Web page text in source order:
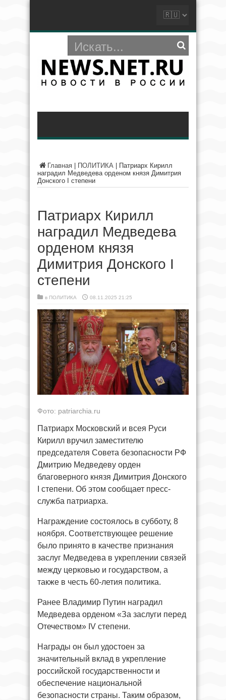
Главная ПОЛИТИКА
Патриарх Кирилл
наградил Медведева орденом князя Димитрия
Донского I степени
Патриарх Кирилл
наградил Медведева
орденом князя
Димитрия Донского I
степени
в ПОЛИТИКА 08.11.2025 21:25
Фото: patriarchia.ru
Патриарх Московский и всея Руси
Кирилл вручил заместителю
председателя Совета безопасности РФ
Дмитрию Медведеву орден
благоверного князя Димитрия Донского
I степени. Об этом сообщает пресс-
служба патриарха.
Награждение состоялось в субботу, 8
ноября. Соответствующее решение
было принято в качестве признания
заслуг Медведева в укреплении связей
между церковью и государством, а
также в честь 60-летия политика.
Ранее Владимир Путин наградил
Медведева орденом «За заслуги перед
Отечеством» IV степени.
Награды он был удостоен за
значительный вклад в укрепление
российской государственности и
обеспечение национальной
безопасности страны. Таким образом,